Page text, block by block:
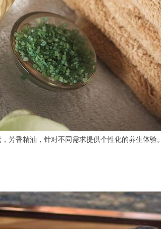
香精油，针对不同需求提供个性化的养生体验。